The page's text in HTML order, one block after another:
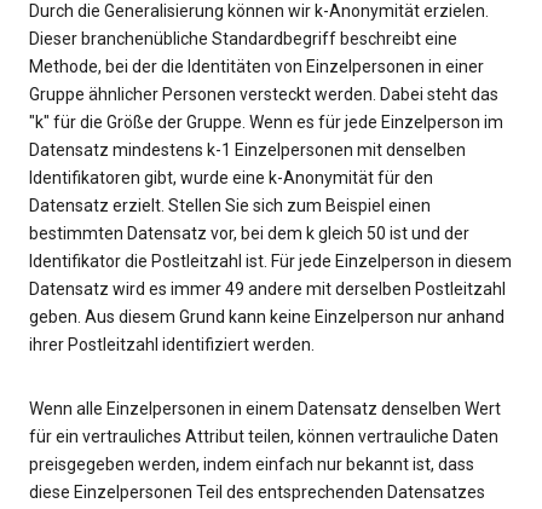
Durch die Generalisierung können wir k-Anonymität erzielen.
Dieser branchenübliche Standardbegriff beschreibt eine
Methode, bei der die Identitäten von Einzelpersonen in einer
Gruppe ähnlicher Personen versteckt werden. Dabei steht das
"k" für die Größe der Gruppe. Wenn es für jede Einzelperson im
Datensatz mindestens k-1 Einzelpersonen mit denselben
Identifikatoren gibt, wurde eine k-Anonymität für den
Datensatz erzielt. Stellen Sie sich zum Beispiel einen
bestimmten Datensatz vor, bei dem k gleich 50 ist und der
Identifikator die Postleitzahl ist. Für jede Einzelperson in diesem
Datensatz wird es immer 49 andere mit derselben Postleitzahl
geben. Aus diesem Grund kann keine Einzelperson nur anhand
ihrer Postleitzahl identifiziert werden.
Wenn alle Einzelpersonen in einem Datensatz denselben Wert
für ein vertrauliches Attribut teilen, können vertrauliche Daten
preisgegeben werden, indem einfach nur bekannt ist, dass
diese Einzelpersonen Teil des entsprechenden Datensatzes